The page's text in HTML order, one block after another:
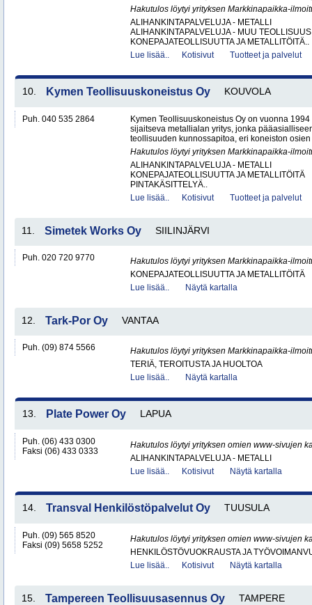
Hakutulos löytyi yrityksen Markkinapaikka-
ALIHANKINTAPALVELUJA - METALLI
ALIHANKINTAPALVELUJA - MUU TEOLLISUUS
KONEPAJATEOLLISUUTTA JA METALLITÖITÄ..
Lue lisää..
Kotisivut Tuotteet ja palvelut
10. Kymen Teollisuuskoneistus Oy KOUVOLA
Puh. 040 535 2864
Kymen Teollisuuskoneistus Oy on vuonna
sijaitseva metallialan yritys, jonka
teollisuuden kunnossapitoa, eri koneiston
Hakutulos löytyi yrityksen Markkinapaikka-
ALIHANKINTAPALVELUJA - METALLI
KONEPAJATEOLLISUUTTA JA METALLITÖITÄ
PINTAKÄSITTELYÄ..
Lue lisää..
Kotisivut Tuotteet ja palvelut
11. Simetek Works Oy SIILINJÄRVI
Puh. 020 720 9770
Hakutulos löytyi yrityksen Markkinapaikka-
KONEPAJATEOLLISUUTTA JA METALLITÖITÄ
Lue lisää..
Näytä kartalla
12. Tark-Por Oy VANTAA
Puh. (09) 874 5566
Hakutulos löytyi yrityksen Markkinapaikka-
TERIÄ, TEROITUSTA JA HUOLTOA
Lue lisää..
Näytä kartalla
13. Plate Power Oy LAPUA
Puh. (06) 433 0300
Faksi (06) 433 0333
Hakutulos löytyi yrityksen omien www-sivujen
ALIHANKINTAPALVELUJA - METALLI
Lue lisää..
Kotisivut Näytä kartalla
14. Transval Henkilöstöpalvelut Oy TUUSULA
Puh. (09) 565 8520
Faksi (09) 5658 5252
Hakutulos löytyi yrityksen omien www-sivujen
HENKILÖSTÖVUOKRAUSTA JA
Lue lisää..
Kotisivut Näytä kartalla
15. Tampereen Teollisuusasennus Oy TAMPERE